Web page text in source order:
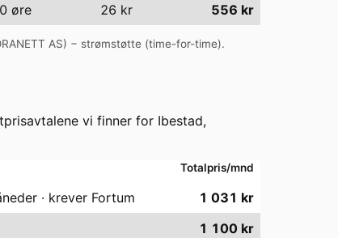
øre 26 kr 556 kr
AS) − strømstøtte (time-for-time).
vi finner for Ibestad,
Totalpris/mnd
· krever Fortum 1 031 kr
1 100 kr